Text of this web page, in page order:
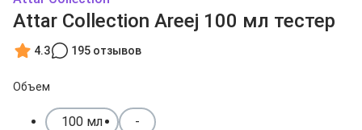
Attar Collection Areej 100 мл тестер
4.3 195 отзывов
Объем
100 мл -